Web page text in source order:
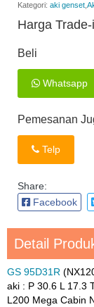
Kategori: aki genset
Harga
Beli
Whatsapp
Pemesanan
Telp
Share:
Facebook
Detail
GS 95D31R
aki : P 30.6 L 17.3
L200 Mega Cabin